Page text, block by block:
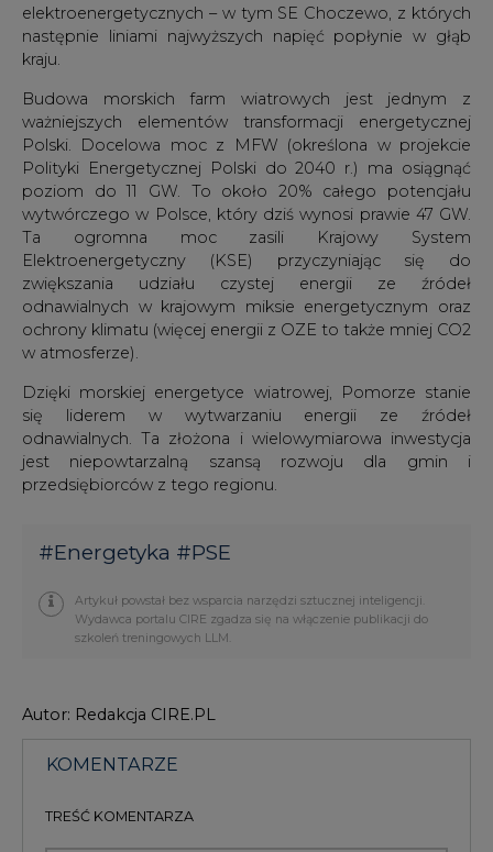
elektroenergetycznych – w tym SE Choczewo, z których
następnie liniami najwyższych napięć popłynie w głąb
kraju.
Budowa morskich farm wiatrowych jest jednym z
ważniejszych elementów transformacji energetycznej
Polski. Docelowa moc z MFW (określona w projekcie
Polityki Energetycznej Polski do 2040 r.) ma osiągnąć
poziom do 11 GW. To około 20% całego potencjału
wytwórczego w Polsce, który dziś wynosi prawie 47 GW.
Ta ogromna moc zasili Krajowy System
Elektroenergetyczny (KSE) przyczyniając się do
zwiększania udziału czystej energii ze źródeł
odnawialnych w krajowym miksie energetycznym oraz
ochrony klimatu (więcej energii z OZE to także mniej CO2
w atmosferze).
Dzięki morskiej energetyce wiatrowej, Pomorze stanie
się liderem w wytwarzaniu energii ze źródeł
odnawialnych. Ta złożona i wielowymiarowa inwestycja
jest niepowtarzalną szansą rozwoju dla gmin i
przedsiębiorców z tego regionu.
#Energetyka #PSE
Artykuł powstał bez wsparcia narzędzi sztucznej inteligencji.
Wydawca portalu CIRE zgadza się na włączenie publikacji do
szkoleń treningowych LLM.
Autor: Redakcja CIRE.PL
KOMENTARZE
TREŚĆ KOMENTARZA